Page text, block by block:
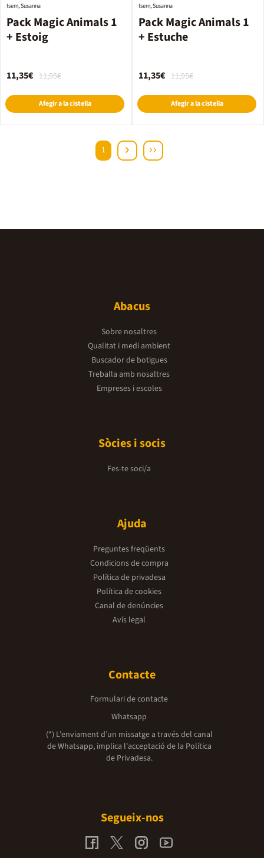
Pack Magic Animals 1
+ Estoig
Isern, Susanna
11,95€
11,35€
Afegir a la cistella
Pack Magic Animals 1
+ Estuche
Isern, Susanna
11,95€
11,35€
Afegir a la cistella
1
Abacus
Sobre nosaltres
Qualitat i medi ambient
Buscador de botigues
Treballa amb nosaltres
Empreses i escoles
Sòcies i socis
Fes-te soci/a
Ajuda
Preguntes freqüents
Condicions de compra
Política de privadesa
Política de cookies
Canal de denúncies
Avís legal
Contacte
Formulari de contacte
Whatsapp
(*) L'enviament d’un missatge a través del canal
de Whatsapp, implica l'acceptació de la Política
de Privadesa.
Segueix-nos